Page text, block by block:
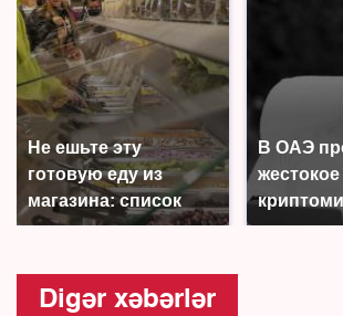
Не ешьте эту
готовую еду из
магазина: список
В ОАЭ
Digər xəbərlər